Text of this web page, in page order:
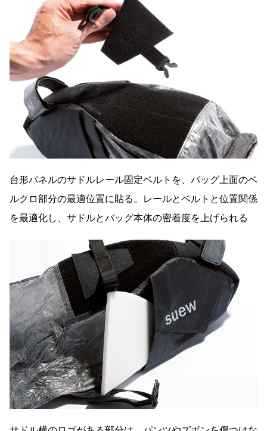
台形パネルのサドルレール固定ベルトを、バッグ上面のベ
ルクロ部分の最適位置に貼る。レールとベルトと位置関係
を最適化し、サドルとバッグ本体の密着度を上げられる